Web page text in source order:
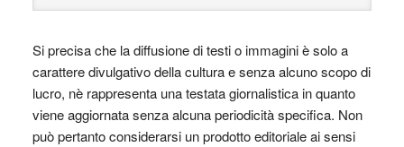
Si precisa che la diffusione di testi o immagini è solo a
carattere divulgativo della cultura e senza alcuno scopo di
lucro, nè rappresenta una testata giornalistica in quanto
viene aggiornata senza alcuna periodicità specifica. Non
può pertanto considerarsi un prodotto editoriale ai sensi